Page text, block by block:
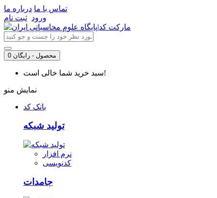
تماس با ما درباره ما
ورود ثبت نام
0 محصول - رایگان
سبد خرید شما خالی است!
نمایش منو
بانک کد
تولید شبکه
نرم افزار
کدنویسی
جامدات